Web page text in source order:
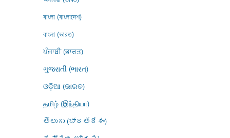
বাংলা (বাংলাদেশ)
বাংলা (ভারত)
ਪੰਜਾਬੀ (ਭਾਰਤ)
ગુજરાતી (ભારત)
ଓଡ଼ିଆ (ଭାରତ)
தமிழ் (இந்தியா)
తెలుగు (భారతదేశం)